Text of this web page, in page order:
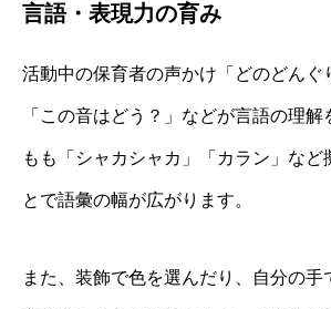
言語・表現力の育み
活動中の保育者の声かけ「どのどんぐ
「この音はどう？」などが言語の理
もも「シャカシャカ」「カラン」など
とで語彙の幅が広がります。
また、装飾で色を選んだり、自分の手